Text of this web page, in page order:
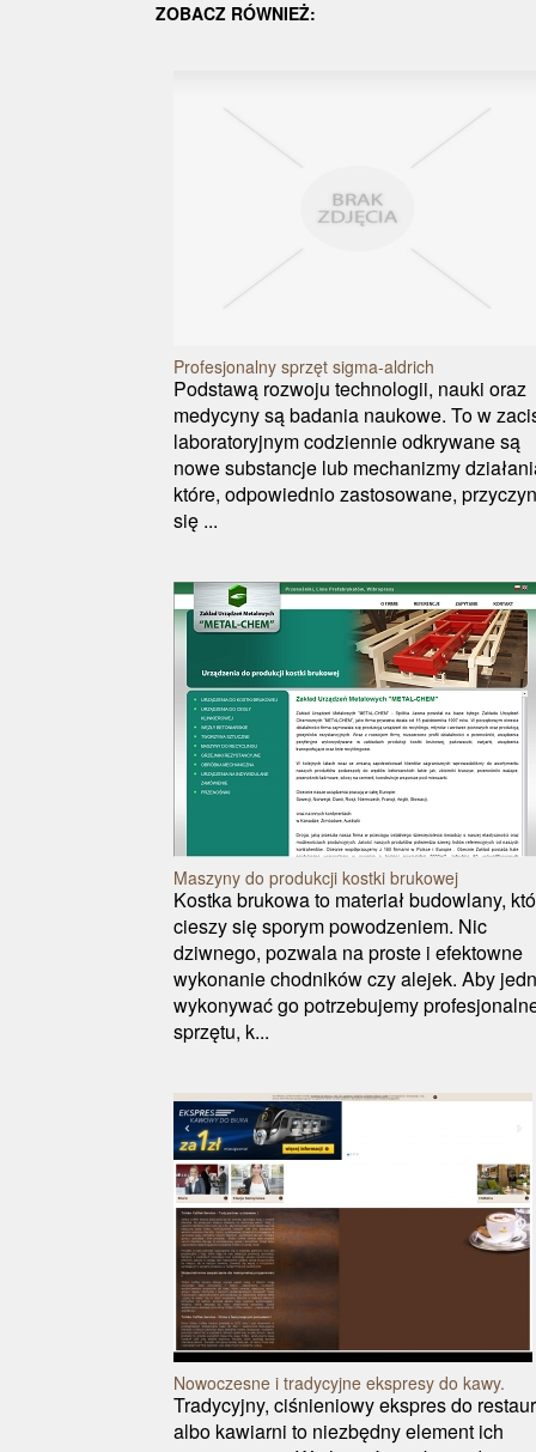
ZOBACZ RÓWNIEŻ:
Profesjonalny sprzęt sigma-aldrich
Podstawą rozwoju technologii, nauki oraz
medycyny są badania naukowe. To w
laboratoryjnym codziennie odkrywane są
nowe substancje lub mechanizmy
które, odpowiednio zastosowane,
się ...
Maszyny do produkcji kostki brukowej
Kostka brukowa to materiał budowlany,
cieszy się sporym powodzeniem. Nic
dziwnego, pozwala na proste i efektowne
wykonanie chodników czy alejek. Aby
wykonywać go potrzebujemy
sprzętu, k...
Nowoczesne i tradycyjne ekspresy do kawy.
Tradycyjny, ciśnieniowy ekspres do
albo kawiarni to niezbędny element ich